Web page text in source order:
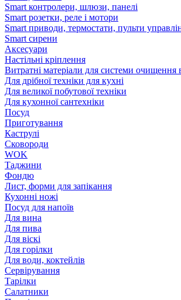
Smart контролери, шлюзи, панелі
Smart розетки, реле і мотори
Smart приводи, термостати, пульти
Smart сирени
Аксесуари
Настільні кріплення
Витратні матеріали для системи очищення
Для дрібної техніки для кухні
Для великої побутової техніки
Для кухонної сантехніки
Посуд
Приготування
Каструлі
Сковороди
WOK
Таджини
Фондю
Лист, форми для запікання
Кухонні ножі
Посуд для напоїв
Для вина
Для пива
Для віскі
Для горілки
Для води, коктейлів
Сервірування
Тарілки
Салатники